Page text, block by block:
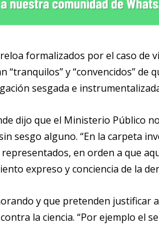
formalizados por el caso de
“tranquilos” y “convencidos” de
sesgada e
dijo que el Ministerio Público
sesgo alguno. “En la carpeta
en orden a que
expreso y conciencia de la
y que pretenden justificar
la ciencia. “Por ejemplo el